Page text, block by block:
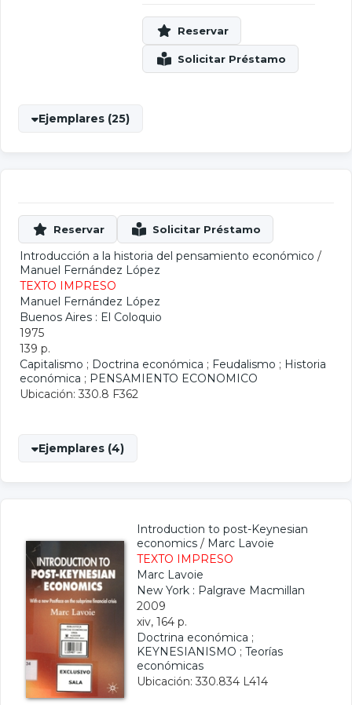
Ejemplares (25)
Introducción a la historia del pensamiento económico /
Manuel Fernández López
TEXTO IMPRESO
Manuel Fernández López
Buenos Aires : El Coloquio
1975
139 p.
Capitalismo ; Doctrina económica ; Feudalismo ; Historia
económica ; PENSAMIENTO ECONOMICO
Ubicación: 330.8 F362
Ejemplares (4)
Introduction to post-Keynesian
economics / Marc Lavoie
TEXTO IMPRESO
Marc Lavoie
New York : Palgrave Macmillan
2009
xiv, 164 p.
Doctrina económica ;
KEYNESIANISMO ; Teorías
económicas
Ubicación: 330.834 L414